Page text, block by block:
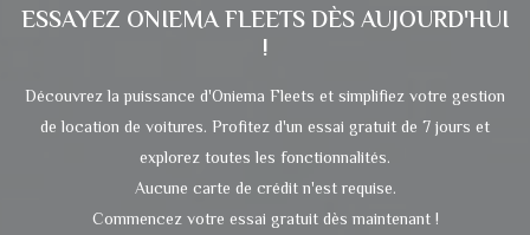
ESSAYEZ ONIEMA FLEETSDÈS AUJOURD'HUI
!
Découvrez la puissance d'Oniema Fleets et simplifiez votre gestion
de location de voitures. Profitez d'un essai gratuit de 7 jours et
explorez toutes les fonctionnalités.
Aucune carte de crédit n'est requise.
Commencez votre essai gratuit dès maintenant !